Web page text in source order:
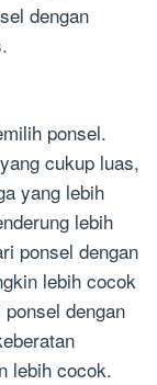
dengan
ponsel.
cukup luas,
yang lebih
lebih
ponsel dengan
lebih cocok
dengan
lebih cocok.